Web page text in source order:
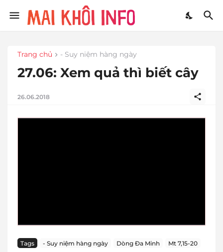
Trang chủ - Suy niệm hàng ngày
27.06: Xem quả thì biết cây
26.06.2018
Tags - Suy niệm hàng ngày Dòng Đa Minh Mt 7,15-20